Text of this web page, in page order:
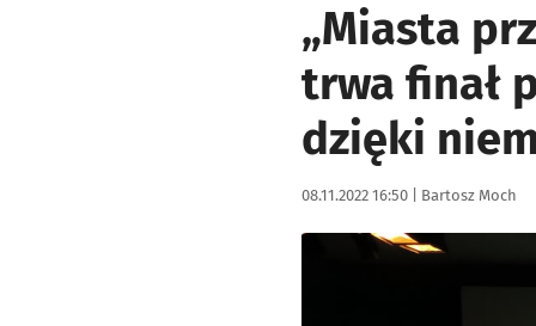
„Miasta
trwa finał
dzięki
Data publikacji:
08.11.2022 16:50 | Autor:
Bartosz Moch
Kliknij, aby zobaczyć galerię